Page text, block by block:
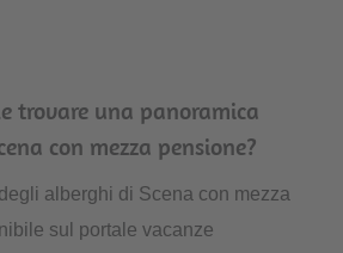
trovare una panoramica
con mezza pensione?
alberghi di Scena con mezza
sul portale vacanze